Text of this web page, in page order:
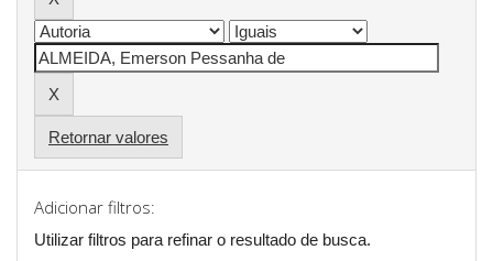
Retornar valores
Adicionar filtros:
Utilizar filtros para refinar o resultado de busca.